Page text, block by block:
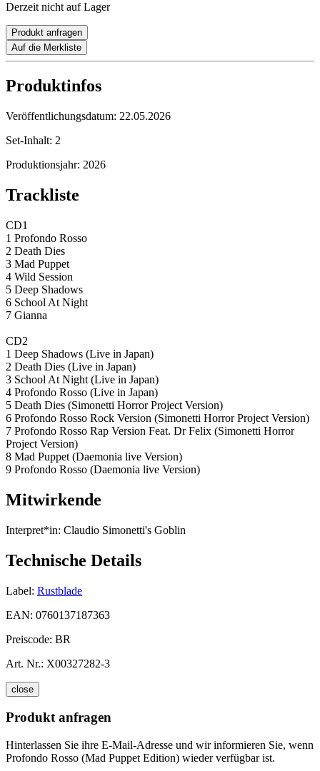
Derzeit nicht auf Lager
Produkt anfragen
Auf die Merkliste
Produktinfos
Veröffentlichungsdatum: 22.05.2026
Set-Inhalt: 2
Produktionsjahr: 2026
Trackliste
CD1
1 Profondo Rosso
2 Death Dies
3 Mad Puppet
4 Wild Session
5 Deep Shadows
6 School At Night
7 Gianna
CD2
1 Deep Shadows (Live in Japan)
2 Death Dies (Live in Japan)
3 School At Night (Live in Japan)
4 Profondo Rosso (Live in Japan)
5 Death Dies (Simonetti Horror Project Version)
6 Profondo Rosso Rock Version (Simonetti Horror Project Version)
7 Profondo Rosso Rap Version Feat. Dr Felix (Simonetti Horror
Project Version)
8 Mad Puppet (Daemonia live Version)
9 Profondo Rosso (Daemonia live Version)
Mitwirkende
Interpret*in: Claudio Simonetti's Goblin
Technische Details
Label: Rustblade
EAN: 0760137187363
Preiscode: BR
Art. Nr.: X00327282-3
close
Produkt anfragen
Hinterlassen Sie ihre E-Mail-Adresse und wir informieren Sie, wenn
Profondo Rosso (Mad Puppet Edition) wieder verfügbar ist.